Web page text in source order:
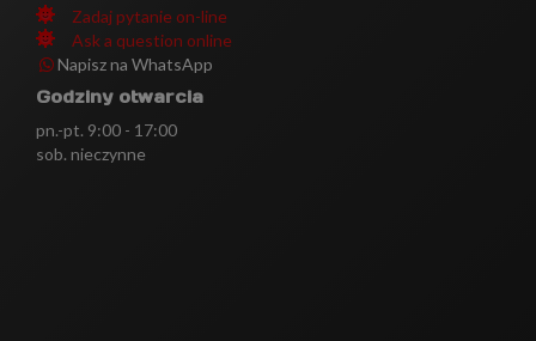
Zadaj pytanie on-line
Ask a question online
Napisz na WhatsApp
Godziny otwarcia
pn.-pt. 9:00 - 17:00
sob. nieczynne